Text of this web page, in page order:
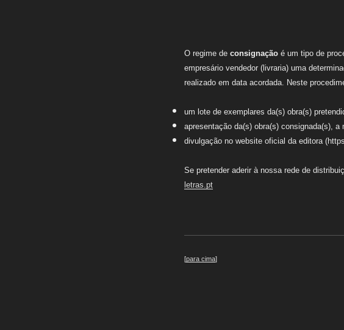
O regime de consignação é um tipo de
empresário vendedor (livraria) uma
realizado em data acordada. Neste
um lote de exemplares da(s) obra(s)
apresentação da(s) obra(s) consignada(s),
divulgação no website oficial da editora
Se pretender aderir à nossa rede de
letras.pt
[para cima]